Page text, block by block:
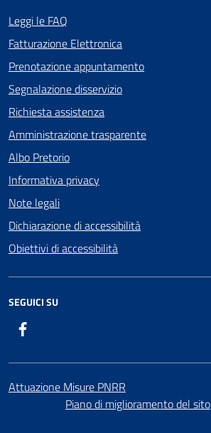
Leggi le FAQ
Fatturazione Elettronica
Prenotazione appuntamento
Segnalazione disservizio
Richiesta assistenza
Amministrazione trasparente
Albo Pretorio
Informativa privacy
Note legali
Dichiarazione di accessibilità
Obiettivi di accessibilità
SEGUICI SU
Attuazione Misure PNRR
Piano di miglioramento del sito